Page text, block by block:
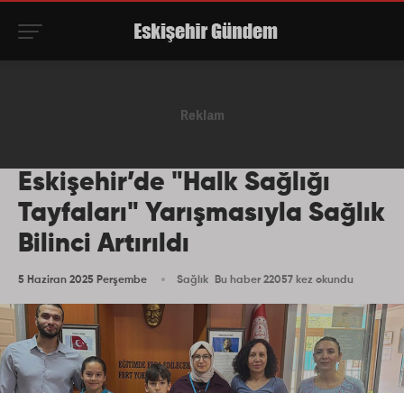
Eskişehir’de "Halk Sağlığı
Tayfaları" Yarışmasıyla Sağlık
Bilinci Artırıldı
5 Haziran 2025 Perşembe Sağlık Bu haber 22057 kez okundu